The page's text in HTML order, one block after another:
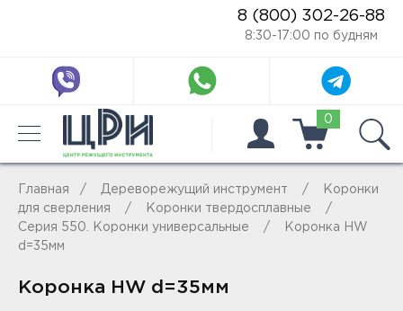
8 (800) 302-26-88
8:30-17:00 по будням
0
Главная Дереворежущий инструмент
Коронки
для сверления
Коронки твердосплавные
Серия 550. Коронки универсальные
Коронка HW
d=35мм
Коронка HW d=35мм